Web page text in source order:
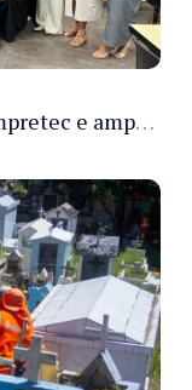
Manaus forma 345ª turma do Empretec e amplia qualificação de empreendedores na cidade